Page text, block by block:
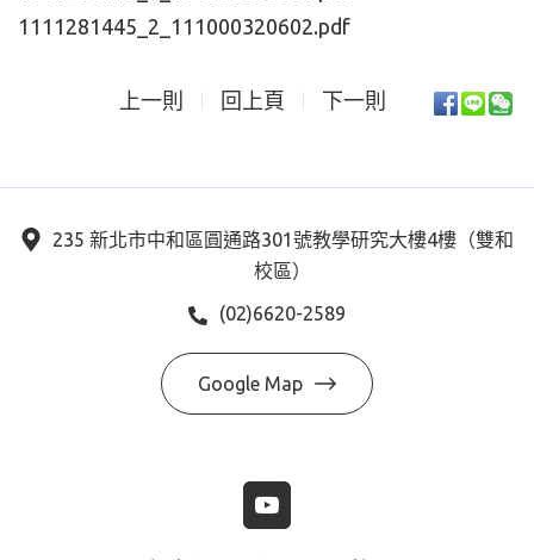
1111281445_2_111000320602.pdf
上一則 回上頁 下一則
235 新北市中和區圓通路301號教學研究大樓4樓（雙和
校區）
(02)6620-2589
Google Map